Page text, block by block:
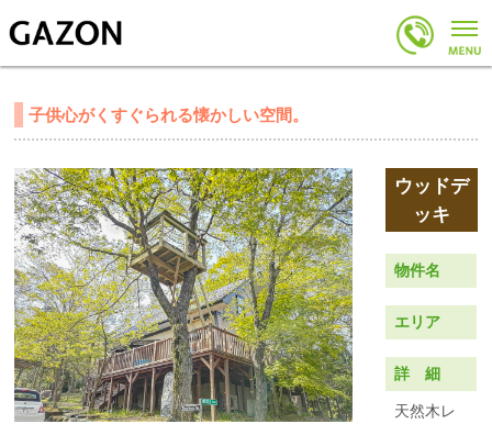
子供心がくすぐられる懐かしい空間。
物件名
エリア
詳 細
天然木レ